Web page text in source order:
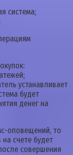
система;
устанавливает
будет
денег на
оповещений, то
счете будет
совершения